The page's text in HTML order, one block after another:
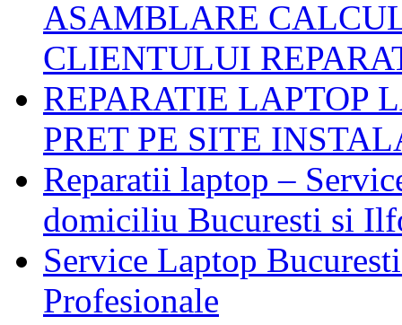
ASAMBLARE
CLIENTULUI
REPARATIE LAPTOP
PRET PE SITE
Reparatii laptop –
domiciliu Bucuresti si
Service Laptop
Profesionale